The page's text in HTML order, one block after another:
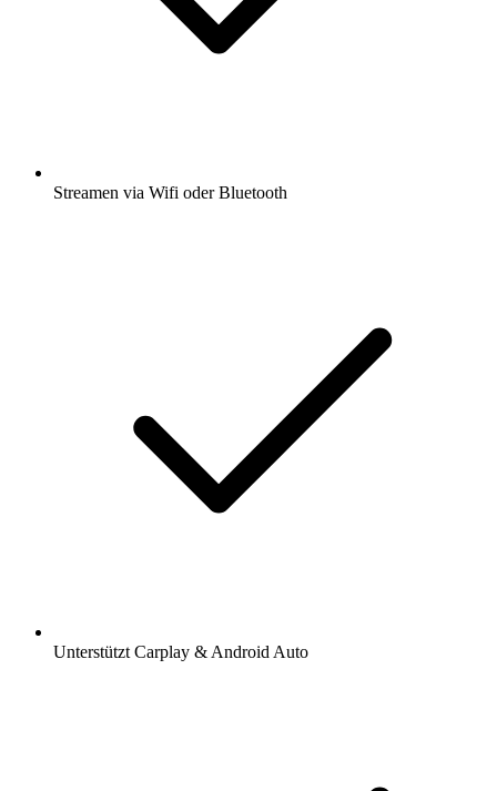
Streamen via Wifi oder Bluetooth
Unterstützt Carplay & Android Auto